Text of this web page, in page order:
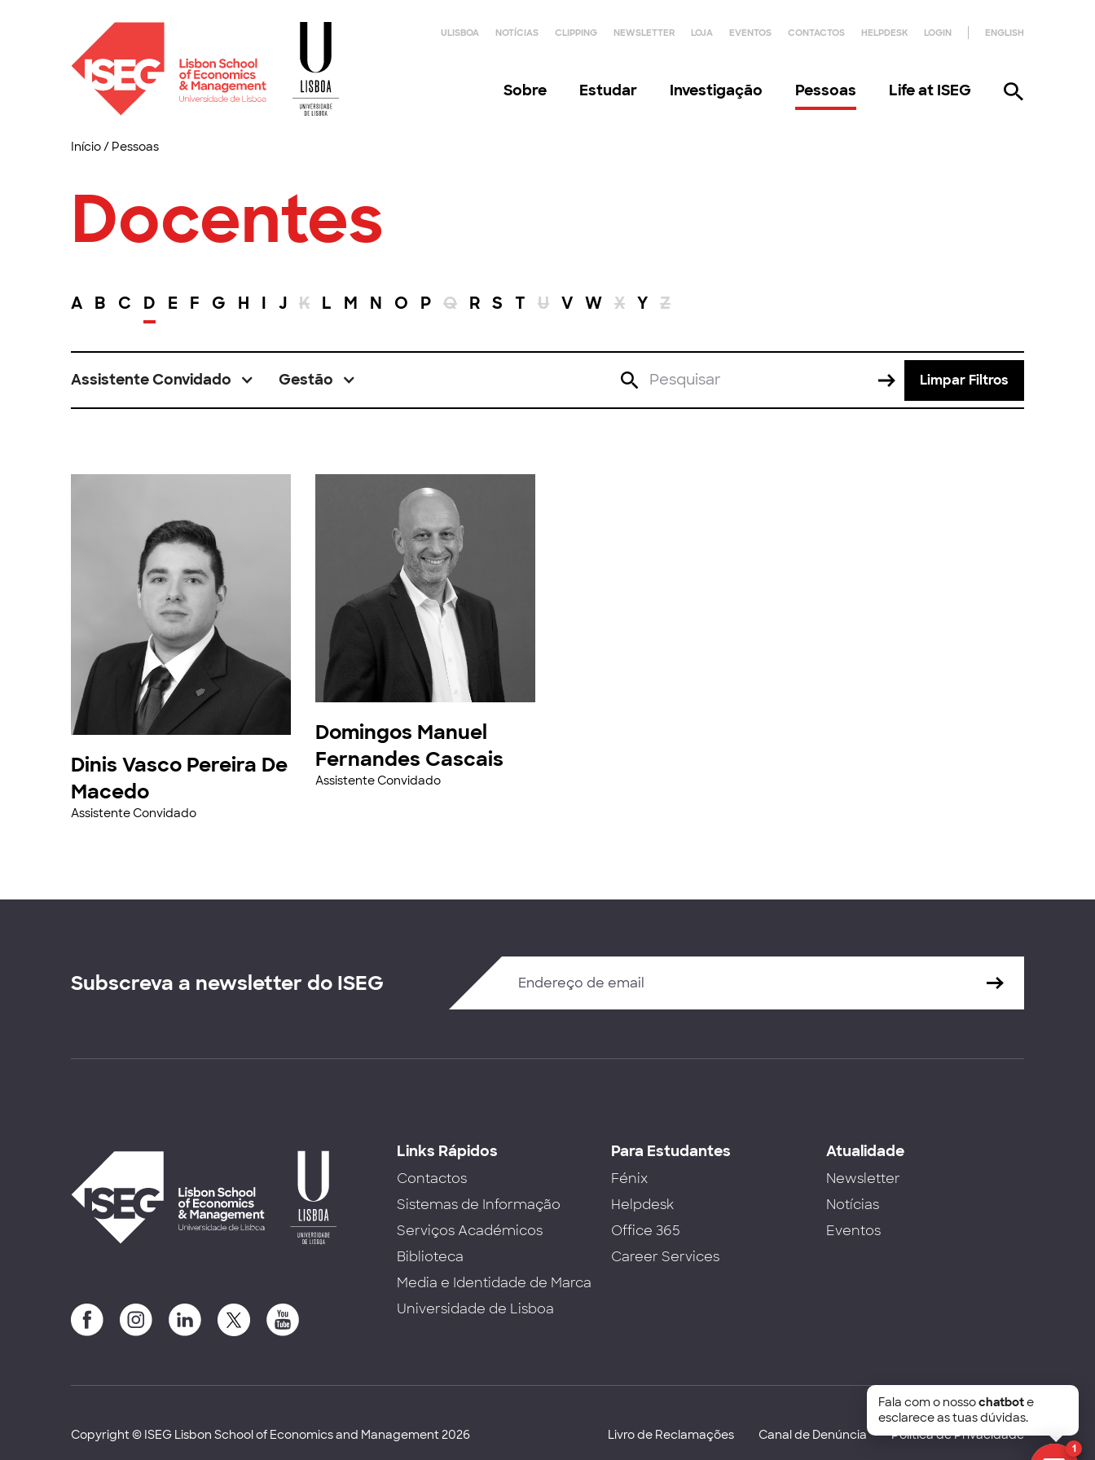
ULISBOA NOTÍCIAS CLIPPING NEWSLETTER LOJA EVENTOS CONTACTOS HELPDESK LOGIN ENGLISH
Sobre Estudar Investigação Pessoas Life at ISEG
Início/ Pessoas
Docentes
A B C D E F G H I J K L M N O P Q R S T U V W X Y Z
Assistente Convidado Gestão Limpar Filtros
Dinis Vasco Pereira De
Macedo
Assistente Convidado
Domingos Manuel
Fernandes Cascais
Assistente Convidado
Subscreva a newsletter do ISEG
Links Rápidos
Contactos
Sistemas de Informação
Serviços Académicos
Biblioteca
Media e Identidade de Marca
Universidade de Lisboa
Para Estudantes
Fénix
Helpdesk
Office 365
Career Services
Atualidade
Newsletter
Notícias
Eventos
Copyright © ISEG Lisbon School of Economics and Management 2026 Livro de Reclamações Canal de Denúncia Política de Privacidade
1
Fala com o nossochatbote
esclarece as tuas dúvidas.